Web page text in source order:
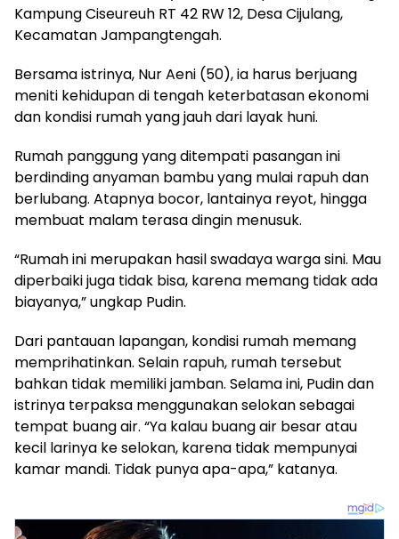
Kampung Ciseureuh RT 42 RW 12, Desa Cijulang,
Kecamatan Jampangtengah.
Bersama istrinya, Nur Aeni (50), ia harus berjuang
meniti kehidupan di tengah keterbatasan ekonomi
dan kondisi rumah yang jauh dari layak huni.
Rumah panggung yang ditempati pasangan ini
berdinding anyaman bambu yang mulai rapuh dan
berlubang. Atapnya bocor, lantainya reyot, hingga
membuat malam terasa dingin menusuk.
“Rumah ini merupakan hasil swadaya warga sini. Mau
diperbaiki juga tidak bisa, karena memang tidak ada
biayanya,” ungkap Pudin.
Dari pantauan lapangan, kondisi rumah memang
memprihatinkan. Selain rapuh, rumah tersebut
bahkan tidak memiliki jamban. Selama ini, Pudin dan
istrinya terpaksa menggunakan selokan sebagai
tempat buang air. “Ya kalau buang air besar atau
kecil larinya ke selokan, karena tidak mempunyai
kamar mandi. Tidak punya apa-apa,” katanya.